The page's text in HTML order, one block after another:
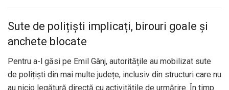
Sute de polițiști implicați, birouri goale și
anchete blocate
Pentru a-l găsi pe Emil Gânj, autoritățile au mobilizat sute
de polițiști din mai multe județe, inclusiv din structuri care nu
au nicio legătură directă cu activitățile de urmărire. În timp